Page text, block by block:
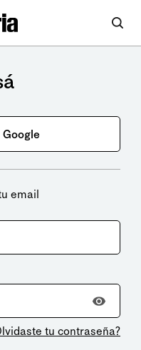
Google
email
tu contraseña?